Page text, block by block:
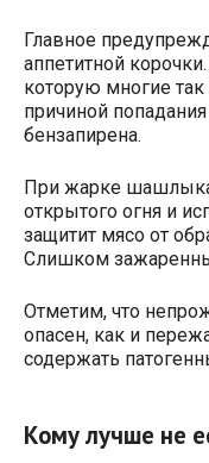
Главное
аппетитной
которую многие так
причиной
бензапирена.
При жарке
открытого огня и
защитит мясо от
Слишком
Отметим, что
опасен, как и
содержать
Кому лучше не